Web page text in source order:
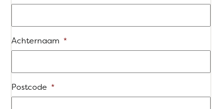
Achternaam *
Postcode *